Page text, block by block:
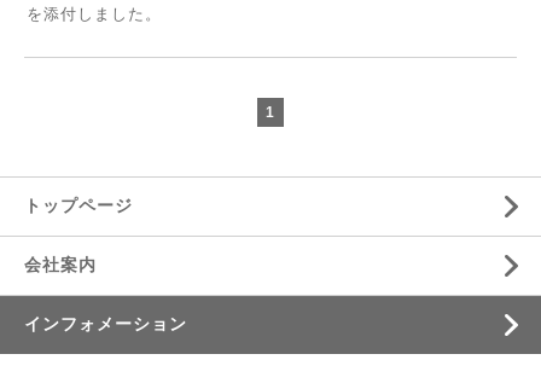
を添付しました 。
1
トップページ
会社案内
インフォメーション